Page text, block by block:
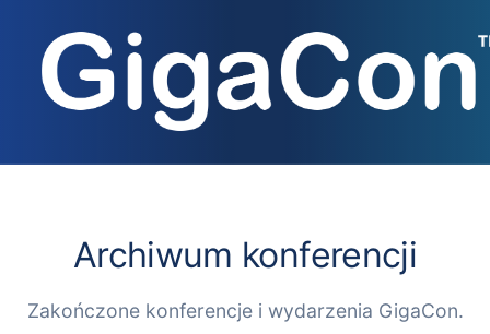
treści
Archiwum konferencji
Zakończone konferencje i wydarzenia GigaCon.